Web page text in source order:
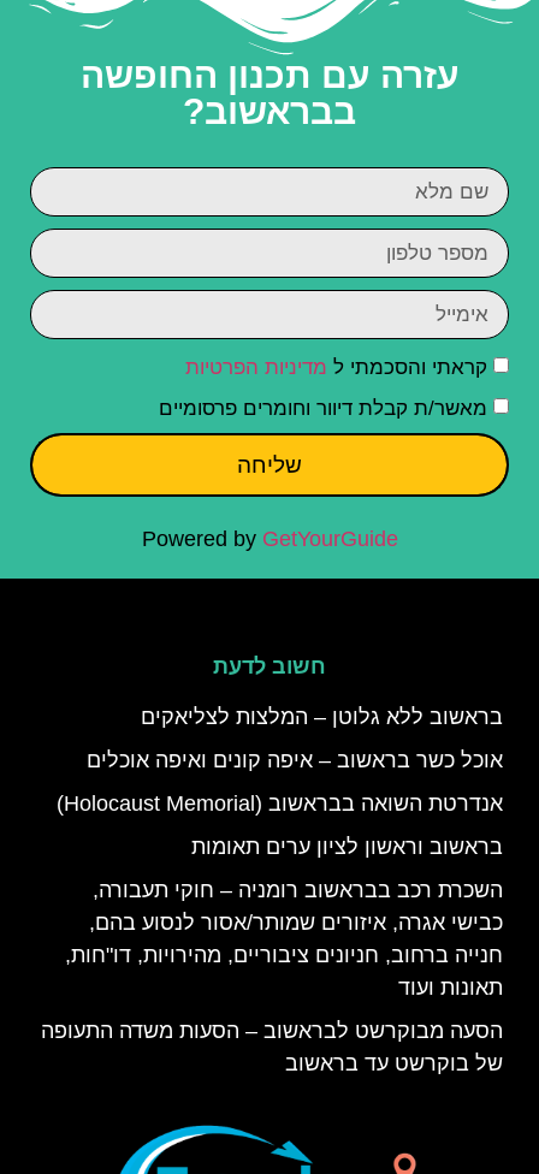
עזרה עם תכנון החופשה
בבראשוב?
קראתי והסכמתי ל מדיניות הפרטיות
מאשר/ת קבלת דיוור וחומרים פרסומיים
שליחה
Powered by GetYourGuide
חשוב לדעת
בראשוב ללא גלוטן – המלצות לצליאקים
אוכל כשר בראשוב – איפה קונים ואיפה אוכלים
אנדרטת השואה בבראשוב (Holocaust Memorial)
בראשוב וראשון לציון ערים תאומות
השכרת רכב בבראשוב רומניה – חוקי תעבורה,
כבישי אגרה, איזורים שמותר/אסור לנסוע בהם,
חנייה ברחוב, חניונים ציבוריים, מהירויות, דו"חות,
תאונות ועוד
הסעה מבוקרשט לבראשוב – הסעות משדה התעופה
של בוקרשט עד בראשוב